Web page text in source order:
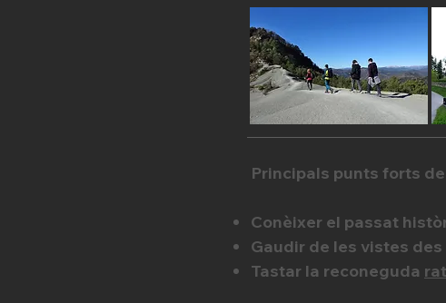
Principals punts forts
Conèixer el passat
Gaudir de les vistes
Tastar la reconeguda